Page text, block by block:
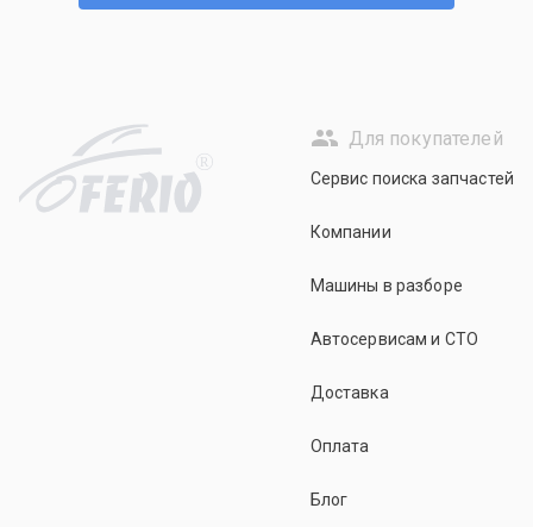
R
Для покупателей
Сервис поиска запчастей
Компании
Машины в разборе
Автосервисам и СТО
Доставка
Оплата
Блог